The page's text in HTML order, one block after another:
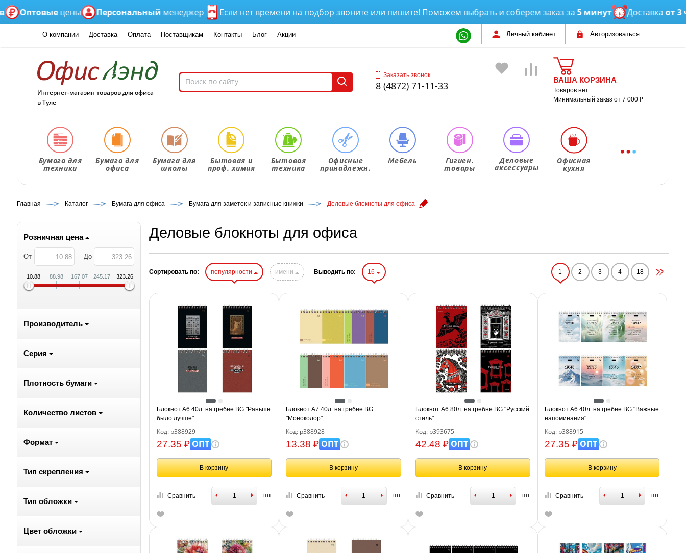
цены Персональныйменеджер Если нет времени на подбор звоните или пишите! Поможем выбрать и соберем заказ за5 минут Доставкаот 3 часов
Личный кабинет Авторизоваться
О компании Доставка Оплата Поставщикам Контакты Блог Акции
Интернет-магазин товаров для офиса
в Туле
Заказать звонок
8 (4872) 71-11-33 ВАША КОРЗИНА
Товаров нет
Минимальный заказ от 7 000 ₽
Бумага для
техники
Бумага для
офиса
Бумага для
школы
Бытовая и
проф. химия
Бытовая
техника
Офисные
принадлежн.
Мебель Гигиен.
товары
Деловые
аксессуары
Офисная
кухня
Главная Каталог Бумага для офиса Бумага для заметок и записные книжки Деловые блокноты для офиса
Розничная цена
От До
10.88 88.98 167.07 245.17 323.26
Производитель
Серия
Плотность бумаги
Количество листов
Формат
Тип скрепления
Тип обложки
Цвет обложки
Деловые блокноты для офиса
Сортировать по: популярности имени Выводить по: 16 1 2 3 4 18
Блокнот А6 40л. на гребне BG "Раньше
было лучше"
Код: р388929
27.35 ₽ОПТ
В корзину
Сравнить шт
Блокнот А7 40л. на гребне BG
"Моноколор"
Код: р388928
13.38 ₽ОПТ
В корзину
Сравнить шт
Блокнот А6 80л. на гребне BG "Русский
стиль"
Код: р393675
42.48 ₽ОПТ
В корзину
Сравнить шт
Блокнот А6 40л. на гребне BG "Важные
напоминания"
Код: р388915
27.35 ₽ОПТ
В корзину
Сравнить шт